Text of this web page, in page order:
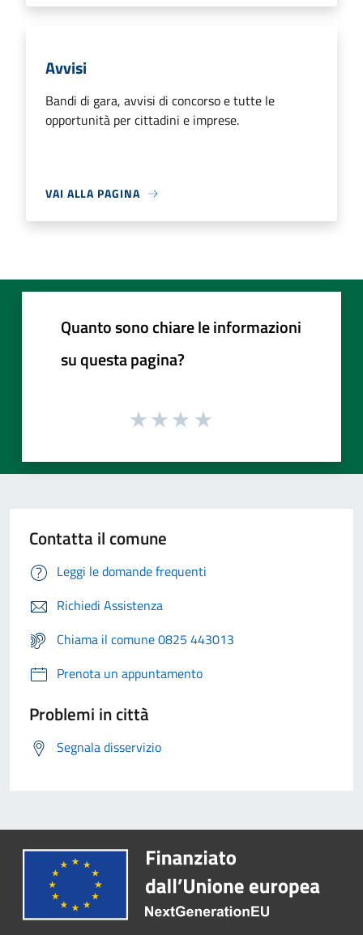
Avvisi
Bandi di gara, avvisi di concorso e tutte le
opportunità per cittadini e imprese.
VAI ALLA PAGINA
Quanto sono chiare le informazioni
su questa pagina?
Contatta il comune
Leggi le domande frequenti
Richiedi Assistenza
Chiama il comune 0825 443013
Prenota un appuntamento
Problemi in città
Segnala disservizio